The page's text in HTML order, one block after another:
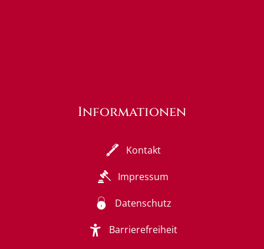
Informationen
Kontakt
Impressum
Datenschutz
Barrierefreiheit